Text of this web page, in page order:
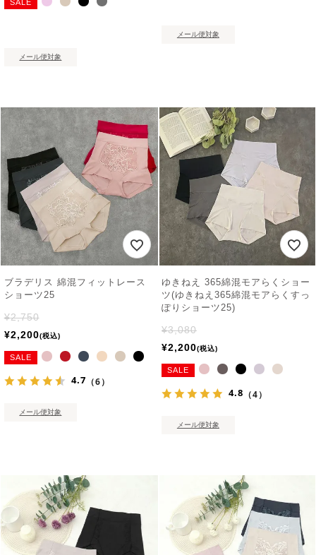
SALE
メール便対象
メール便対象
ブラデリス 綿混フィットレース
ショーツ25
¥2,750
¥2,200 税込
SALE
4.7 （6）
メール便対象
ゆきねえ 365綿混モアらくショー
ツ(ゆきねえ365綿混モアらくすっ
ぽりショーツ25)
¥3,080
¥2,200 税込
SALE
4.8 （4）
メール便対象